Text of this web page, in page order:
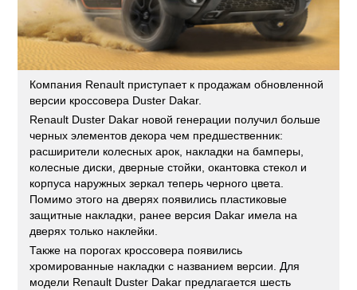
Компания Renault приступает к продажам обновленной
версии кроссовера Duster Dakar.
Renault Duster Dakar новой генерации получил больше
черных элементов декора чем предшественник:
расширители колесных арок, накладки на бамперы,
колесные диски, дверные стойки, окантовка стекол и
корпуса наружных зеркал теперь черного цвета.
Помимо этого на дверях появились пластиковые
защитные накладки, ранее версия Dakar имела на
дверях только наклейки.
Также на порогах кроссовера появились
хромированные накладки с названием версии. Для
модели Renault Duster Dakar предлагается шесть